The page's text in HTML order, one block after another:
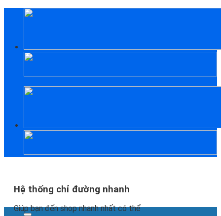
Hệ thống chỉ đường nhanh
Giúp bạn đến shop nhanh nhất có thể